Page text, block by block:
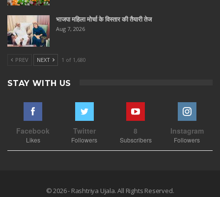
भाजपा महिला मोर्चा के विस्तार की तैयारी तेज
Aug 7, 2026
PREV NEXT 1 of 1,680
STAY WITH US
Facebook
Likes
Twitter
Followers
8
Subscribers
Instagram
Followers
© 2026 - Rashtriya Ujala. All Rights Reserved.